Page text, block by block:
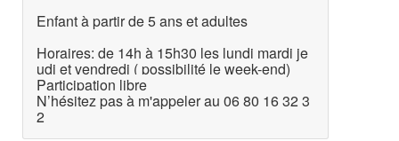
Enfant à partir de 5 ans et adultes
Horaires: de 14h à 15h30 les lundi mardi je
udi et vendredi ( possibilité le week-end)
Participation libre
N’hésitez pas à m'appeler au 06 80 16 32 3
2